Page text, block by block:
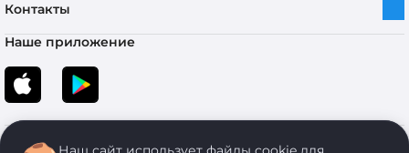
Контакты
Наше приложение